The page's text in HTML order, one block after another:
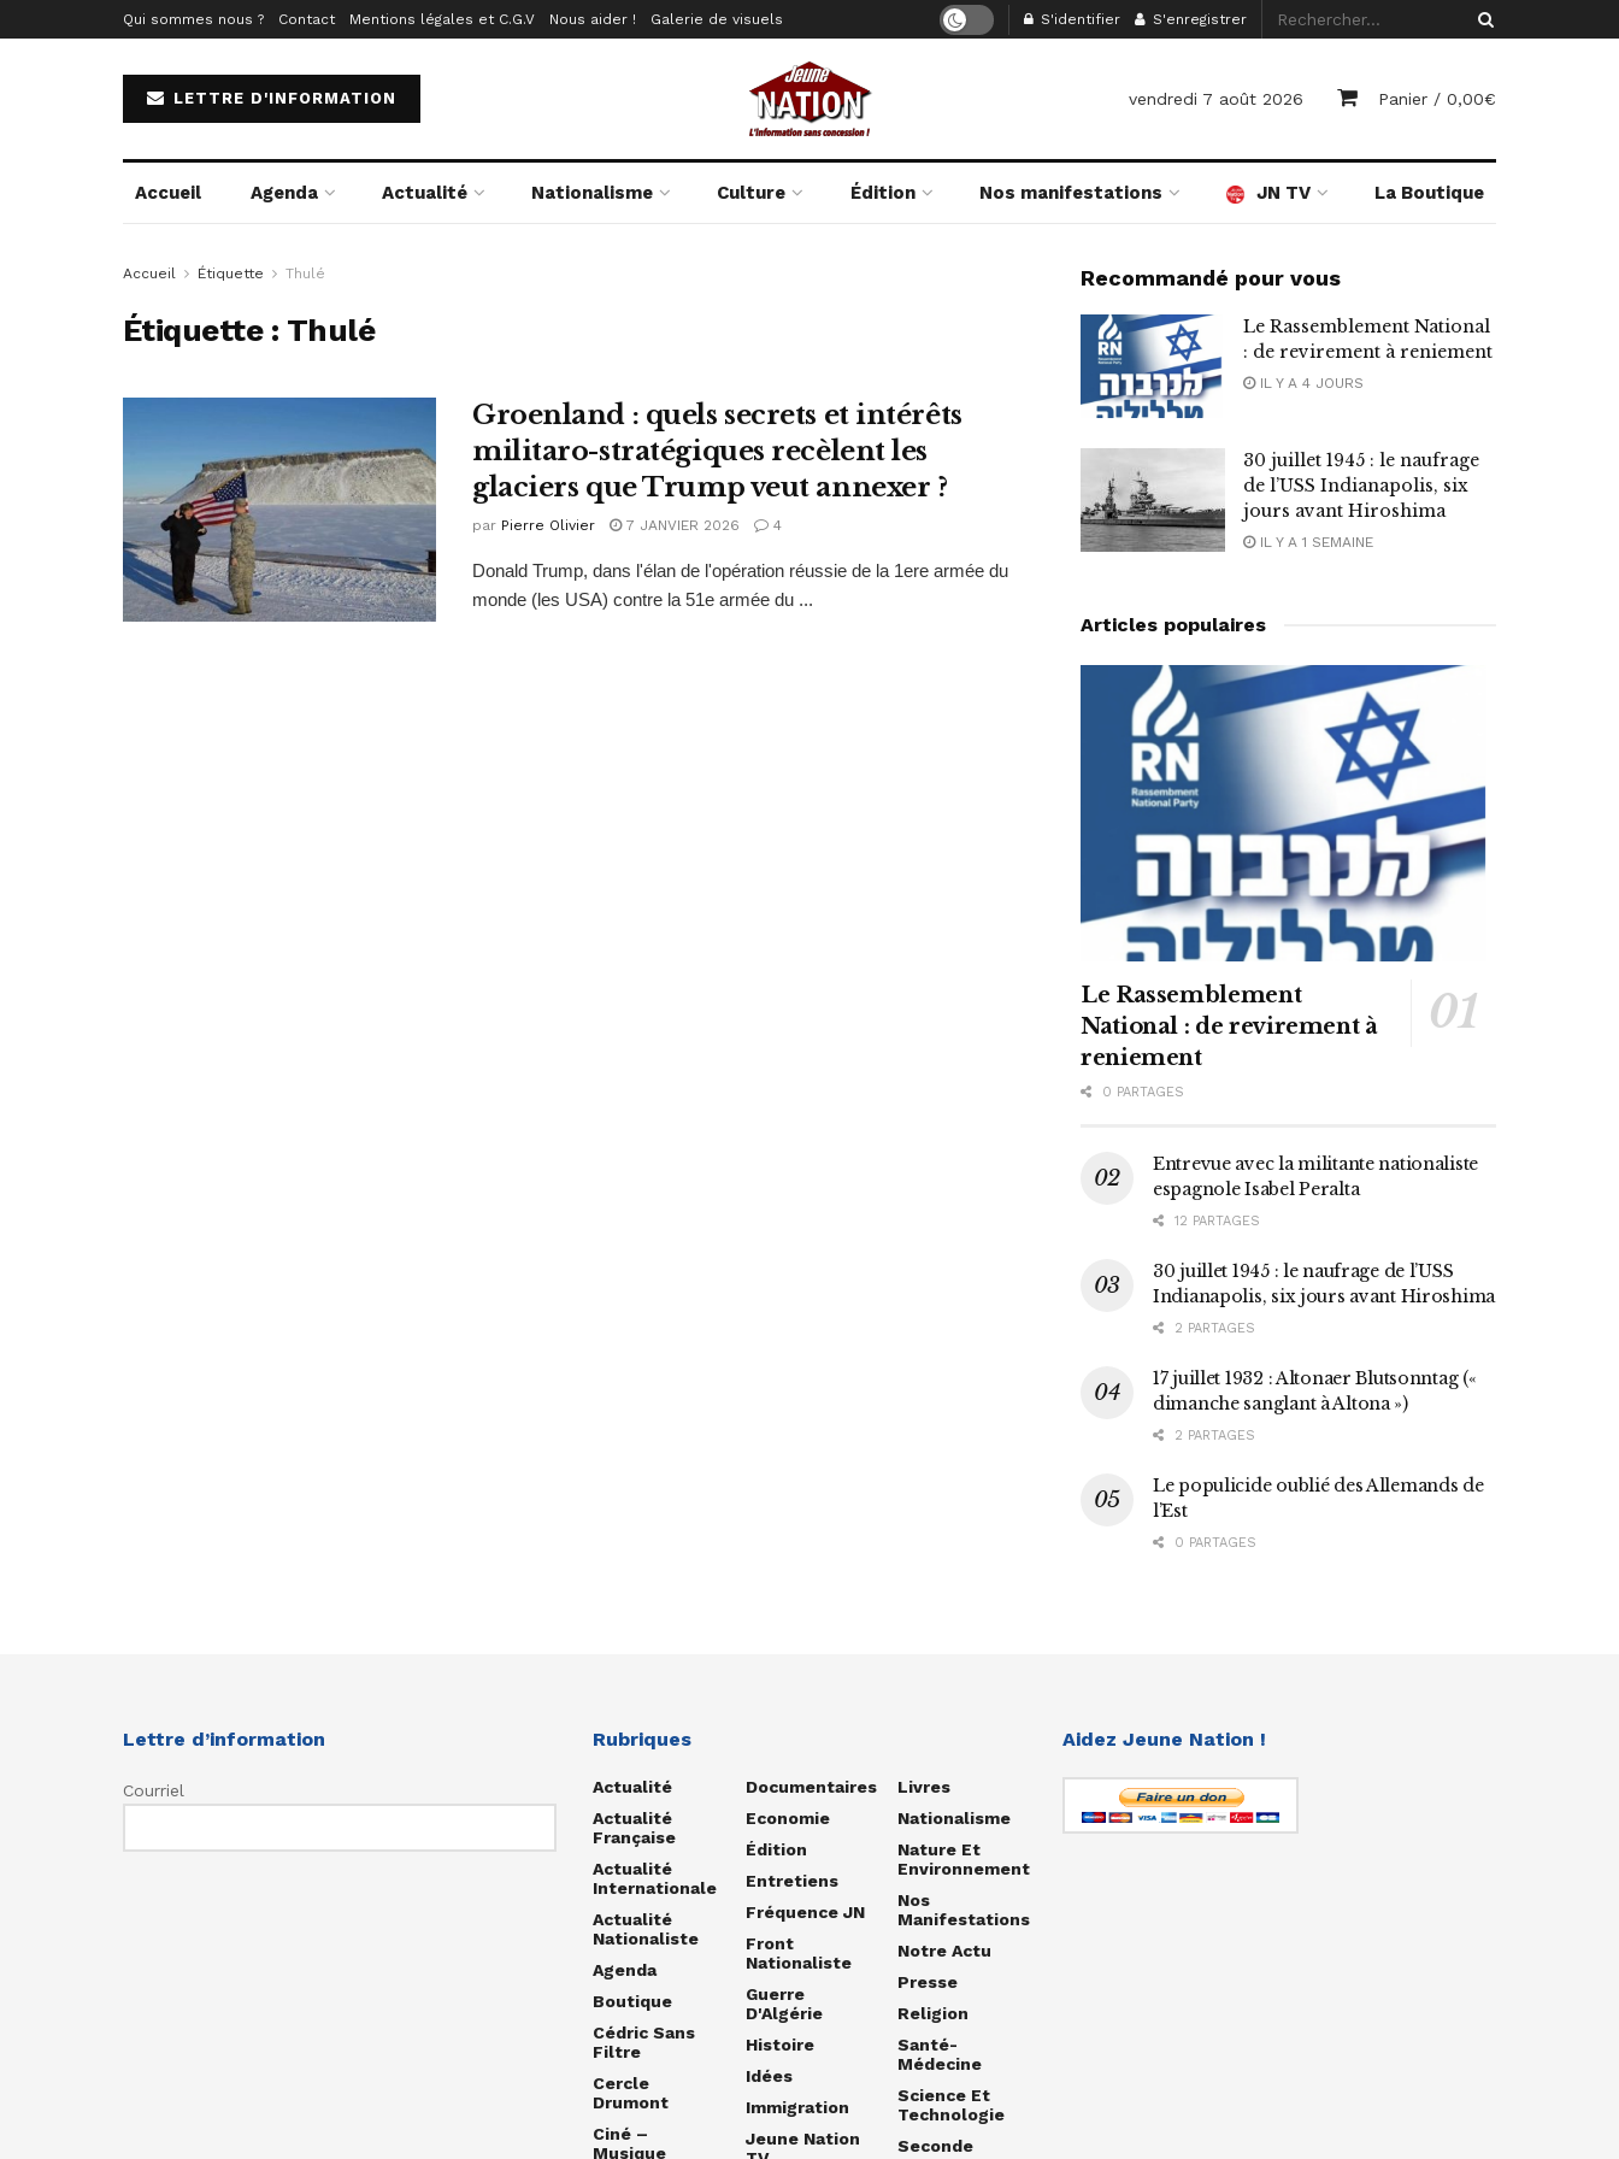
Qui sommes nous ? Contact Mentions légales et C.G.V Nous aider ! Galerie de visuels S'identifier S'enregistrer
LETTRE D'INFORMATION vendredi 7 août 2026 Panier / 0,00€
Accueil Agenda Actualité Nationalisme Culture Édition Nos manifestations JN TV La Boutique
Accueil Étiquette Thulé
Étiquette : Thulé
Groenland : quels secrets et intérêts
militaro-stratégiques recèlent les
glaciers que Trump veut annexer ?
par Pierre Olivier 7 JANVIER 2026 4
Donald Trump, dans l'élan de l'opération réussie de la 1ere armée du
monde (les USA) contre la 51e armée du ...
Recommandé pour vous
Le Rassemblement National
: de revirement à reniement
IL Y A 4 JOURS
30 juillet 1945 : le naufrage
de l’USS Indianapolis, six
jours avant Hiroshima
IL Y A 1 SEMAINE
Articles populaires
Le Rassemblement
National : de revirement à
reniement
0 PARTAGES
Entrevue avec la militante nationaliste
espagnole Isabel Peralta
12 PARTAGES
30 juillet 1945 : le naufrage de l’USS
Indianapolis, six jours avant Hiroshima
2 PARTAGES
17 juillet 1932 : Altonaer Blutsonntag («
dimanche sanglant à Altona »)
2 PARTAGES
Le populicide oublié des Allemands de
l’Est
0 PARTAGES
Lettre d’information
Courriel
Rubriques
Actualité
Actualité
Française
Actualité
Internationale
Actualité
Nationaliste
Agenda
Boutique
Cédric Sans
Filtre
Cercle
Drumont
Ciné –
Musique
Documentaires
Economie
Édition
Entretiens
Fréquence JN
Front
Nationaliste
Guerre
D'Algérie
Histoire
Idées
Immigration
Jeune Nation
Livres
Nationalisme
Nature Et
Environnement
Nos
Manifestations
Notre Actu
Presse
Religion
Santé-
Médecine
Science Et
Technologie
Seconde
Aidez Jeune Nation !